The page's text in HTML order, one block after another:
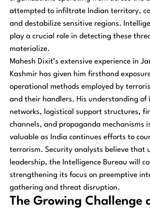
attempted to infiltrate Indian territory,
and destabilize sensitive regions.
play a crucial role in detecting these
materialize.
Mahesh Dixit’s extensive experience in
Kashmir has given him firsthand
operational methods employed by
and their handlers. His understanding
networks, logistical support structures,
channels, and propaganda mechanisms
valuable as India continues efforts to
terrorism. Security analysts believe that
leadership, the Intelligence Bureau will
strengthening its focus on preemptive
gathering and threat disruption.
The Growing Challenge